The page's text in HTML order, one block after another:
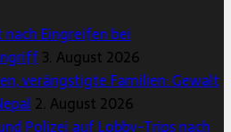
Eingreifen bei
3. August 2026
verängstigte Familien: Gewalt
2. August 2026
Polizei auf Lobby-Trips nach